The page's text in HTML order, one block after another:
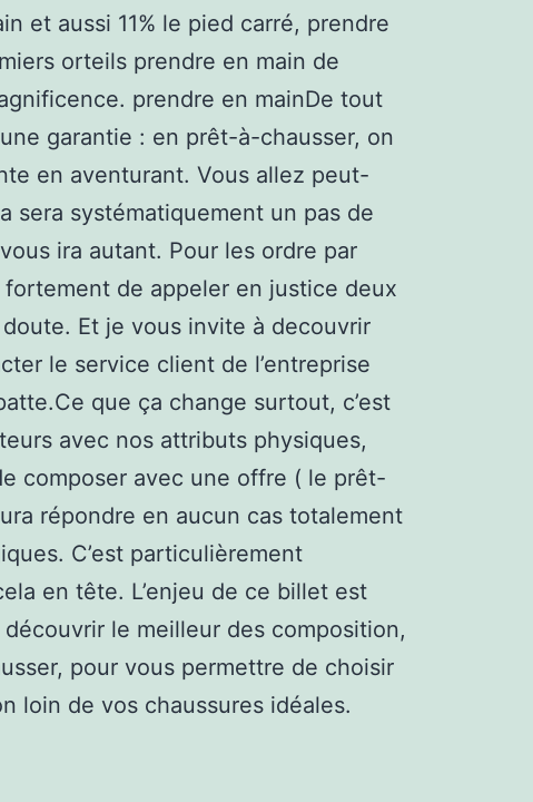
et aussi 11% le pied carré, prendre
orteils prendre en main de
prendre en mainDe tout
garantie : en prêt-à-chausser, on
en aventurant. Vous allez peut-
sera systématiquement un pas de
ira autant. Pour les ordre par
de appeler en justice deux
Et je vous invite à decouvrir
le service client de l’entreprise
que ça change surtout, c’est
avec nos attributs physiques,
composer avec une offre ( le prêt-
répondre en aucun cas totalement
C’est particulièrement
en tête. L’enjeu de ce billet est
le meilleur des composition,
pour vous permettre de choisir
loin de vos chaussures idéales.